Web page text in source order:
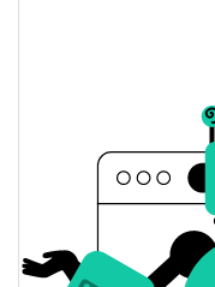
Abertura / Fecho de
Volume de ontem
Histórico do preço